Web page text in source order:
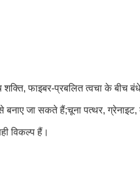
फाइबर-प्रबलित त्वचा के बीच
से बनाए जा सकते हैं;चूना पत्थर,
विकल्प हैं।